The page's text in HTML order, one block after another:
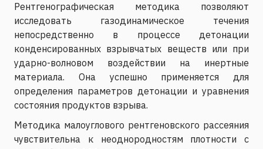
Рентгенографическая методика позволяют
исследовать газодинамическое течения
непосредственно в процессе детонации
конденсированных взрывчатых веществ или при
ударно-волновом воздействии на инертные
материала. Она успешно применяется для
определения параметров детонации и уравнения
состояния продуктов взрыва.
Методика малоуглового рентгеновского рассеяния
чувствительна к неоднородностям плотности с